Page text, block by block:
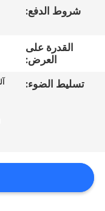
اتصل
اقتباس
شروط الدفع:
القدرة على
العرض:
تسليط الضوء: